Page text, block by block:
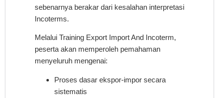
sebenarnya berakar dari kesalahan interpretasi
Incoterms.
Melalui Training Export Import And Incoterm,
peserta akan memperoleh pemahaman
menyeluruh mengenai:
Proses dasar ekspor-impor secara
sistematis